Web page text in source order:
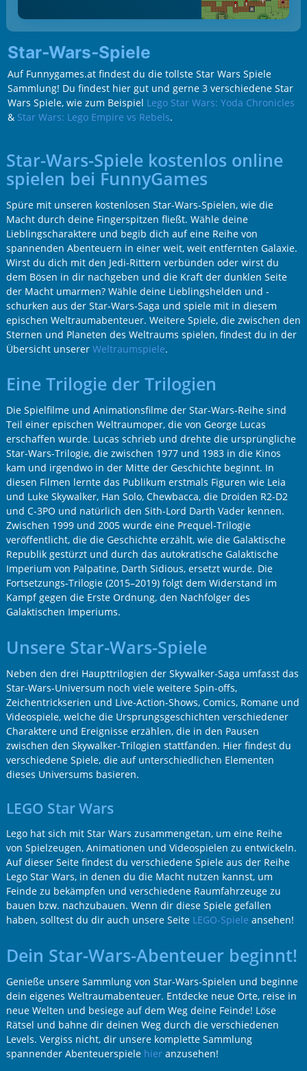
Star-Wars-Spiele
Auf Funnygames.at findest du die tollste Star Wars Spiele
Sammlung! Du findest hier gut und gerne 3 verschiedene Star
Wars Spiele, wie zum Beispiel Lego Star Wars: Yoda Chronicles
& Star Wars: Lego Empire vs Rebels.
Star-Wars-Spiele kostenlos online
spielen bei FunnyGames
Spüre mit unseren kostenlosen Star-Wars-Spielen, wie die
Macht durch deine Fingerspitzen fließt. Wähle deine
Lieblingscharaktere und begib dich auf eine Reihe von
spannenden Abenteuern in einer weit, weit entfernten Galaxie.
Wirst du dich mit den Jedi-Rittern verbünden oder wirst du
dem Bösen in dir nachgeben und die Kraft der dunklen Seite
der Macht umarmen? Wähle deine Lieblingshelden und -
schurken aus der Star-Wars-Saga und spiele mit in diesem
epischen Weltraumabenteuer. Weitere Spiele, die zwischen den
Sternen und Planeten des Weltraums spielen, findest du in der
Übersicht unserer Weltraumspiele.
Eine Trilogie der Trilogien
Die Spielfilme und Animationsfilme der Star-Wars-Reihe sind
Teil einer epischen Weltraumoper, die von George Lucas
erschaffen wurde. Lucas schrieb und drehte die ursprüngliche
Star-Wars-Trilogie, die zwischen 1977 und 1983 in die Kinos
kam und irgendwo in der Mitte der Geschichte beginnt. In
diesen Filmen lernte das Publikum erstmals Figuren wie Leia
und Luke Skywalker, Han Solo, Chewbacca, die Droiden R2-D2
und C-3PO und natürlich den Sith-Lord Darth Vader kennen.
Zwischen 1999 und 2005 wurde eine Prequel-Trilogie
veröffentlicht, die die Geschichte erzählt, wie die Galaktische
Republik gestürzt und durch das autokratische Galaktische
Imperium von Palpatine, Darth Sidious, ersetzt wurde. Die
Fortsetzungs-Trilogie (2015–2019) folgt dem Widerstand im
Kampf gegen die Erste Ordnung, den Nachfolger des
Galaktischen Imperiums.
Unsere Star-Wars-Spiele
Neben den drei Haupttrilogien der Skywalker-Saga umfasst das
Star-Wars-Universum noch viele weitere Spin-offs,
Zeichentrickserien und Live-Action-Shows, Comics, Romane und
Videospiele, welche die Ursprungsgeschichten verschiedener
Charaktere und Ereignisse erzählen, die in den Pausen
zwischen den Skywalker-Trilogien stattfanden. Hier findest du
verschiedene Spiele, die auf unterschiedlichen Elementen
dieses Universums basieren.
LEGO Star Wars
Lego hat sich mit Star Wars zusammengetan, um eine Reihe
von Spielzeugen, Animationen und Videospielen zu entwickeln.
Auf dieser Seite findest du verschiedene Spiele aus der Reihe
Lego Star Wars, in denen du die Macht nutzen kannst, um
Feinde zu bekämpfen und verschiedene Raumfahrzeuge zu
bauen bzw. nachzubauen. Wenn dir diese Spiele gefallen
haben, solltest du dir auch unsere Seite LEGO-Spiele ansehen!
Dein Star-Wars-Abenteuer beginnt!
Genieße unsere Sammlung von Star-Wars-Spielen und beginne
dein eigenes Weltraumabenteuer. Entdecke neue Orte, reise in
neue Welten und besiege auf dem Weg deine Feinde! Löse
Rätsel und bahne dir deinen Weg durch die verschiedenen
Levels. Vergiss nicht, dir unsere komplette Sammlung
spannender Abenteuerspiele hieranzusehen!